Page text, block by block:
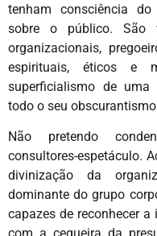
tenham consciência
sobre o público. São
organizacionais,
espirituais, éticos e
superficialismo de uma
todo o seu
Não pretendo
consultores-espetáculo.
divinização da
dominante do grupo
capazes de reconhecer